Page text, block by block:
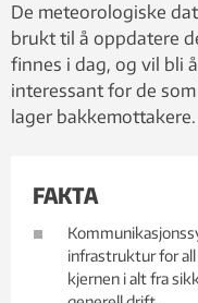
De meteorologiske
brukt til å oppdatere
finnes i dag, og vil bli
interessant for de
lager bakkemottakere.
FAKTA
infrastruktur for
kjernen i alt fra